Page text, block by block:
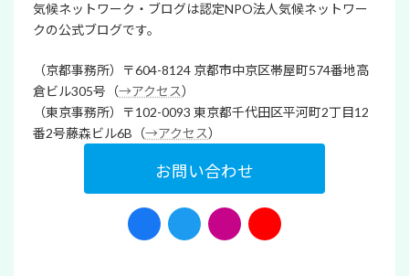
気候ネットワーク・ブログは認定NPO法人気候ネットワー
クの公式ブログです。
（京都事務所）〒604-8124 京都市中京区帯屋町574番地高
倉ビル305号（→アクセス）
（東京事務所）〒102-0093 東京都千代田区平河町2丁目12
番2号藤森ビル6B（→アクセス）
お問い合わせ